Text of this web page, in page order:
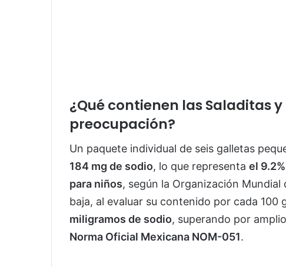
¿Qué contienen las Saladitas
preocupación?
Un paquete individual de seis galletas
184 mg de sodio, lo que representa el
para niños, según la Organización Mundial
baja, al evaluar su contenido por cada
miligramos de sodio, superando por
Norma Oficial Mexicana NOM-051.